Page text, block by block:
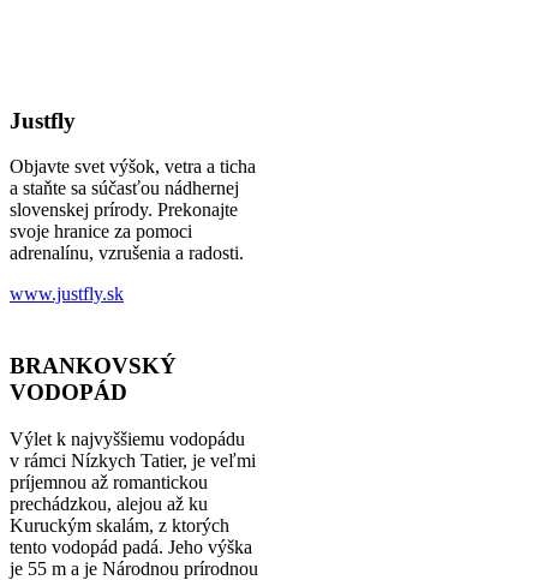
Justfly
Objavte svet výšok, vetra a ticha
a staňte sa súčasťou nádhernej
slovenskej prírody. Prekonajte
svoje hranice za pomoci
adrenalínu, vzrušenia a radosti.
www.justfly.sk
BRANKOVSKÝ
VODOPÁD
Výlet k najvyššiemu vodopádu
v rámci Nízkych Tatier, je veľmi
príjemnou až romantickou
prechádzkou, alejou až ku
Kuruckým skalám, z ktorých
tento vodopád padá. Jeho výška
je 55 m a je Národnou prírodnou